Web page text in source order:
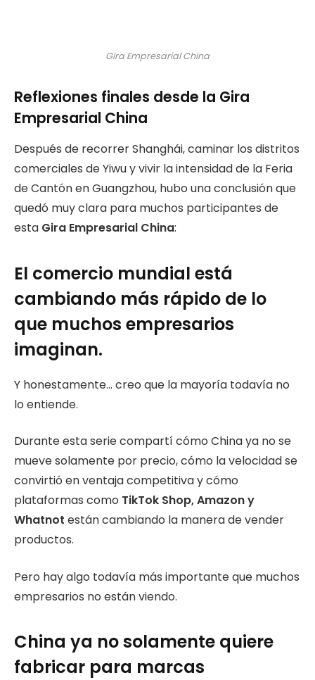
Gira Empresarial China
Reflexiones finales desde la Gira
Empresarial China
Después de recorrer Shanghái, caminar los distritos
comerciales de Yiwu y vivir la intensidad de la Feria
de Cantón en Guangzhou, hubo una conclusión que
quedó muy clara para muchos participantes de
esta Gira Empresarial China:
El comercio mundial está
cambiando más rápido de lo
que muchos empresarios
imaginan.
Y honestamente… creo que la mayoría todavía no
lo entiende.
Durante esta serie compartí cómo China ya no se
mueve solamente por precio, cómo la velocidad se
convirtió en ventaja competitiva y cómo
plataformas como TikTok Shop, Amazon y
Whatnot están cambiando la manera de vender
productos.
Pero hay algo todavía más importante que muchos
empresarios no están viendo.
China ya no solamente quiere
fabricar para marcas